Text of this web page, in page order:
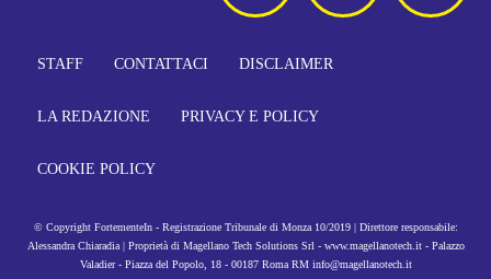
STAFF CONTATTACI DISCLAIMER
LA REDAZIONE PRIVACY E POLICY
COOKIE POLICY
© Copyright FortementeIn - Registrazione Tribunale di Monza 10/2019 | Direttore responsabile:
Alessandra Chiaradia | Proprietà di Magellano Tech Solutions Srl - www.magellanotech.it - Palazzo
Valadier - Piazza del Popolo, 18 - 00187 Roma RM info@magellanotech.it